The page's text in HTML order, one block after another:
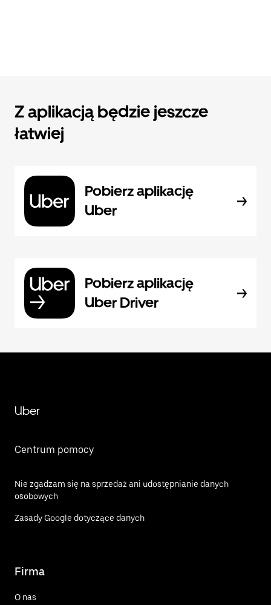
Z aplikacją będzie jeszcze
łatwiej
Pobierz aplikację
Uber
Pobierz aplikację
Uber Driver
Uber
Centrum pomocy
Nie zgadzam się na sprzedaż ani udostępnianie danych
osobowych
Zasady Google dotyczące danych
Firma
O nas